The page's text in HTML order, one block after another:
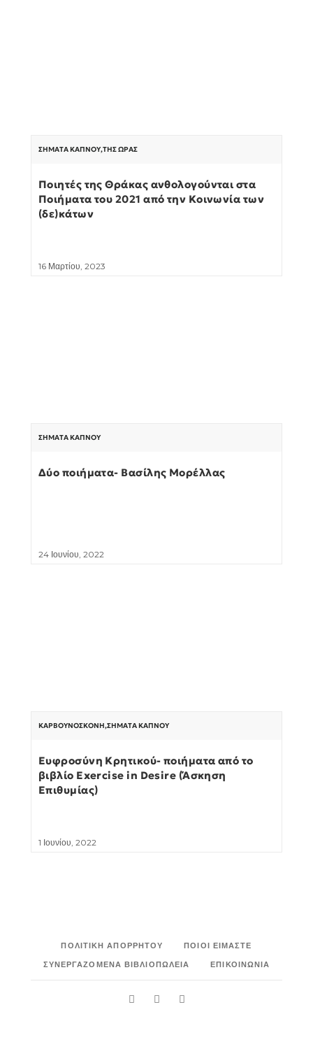
ΣΉΜΑΤΑ ΚΑΠΝΟΎ,ΤΗΣ ΏΡΑΣ
Ποιητές της Θράκας ανθολογούνται στα
Ποιήματα του 2021 από την Κοινωνία των
(δε)κάτων
16 Μαρτίου, 2023
ΣΉΜΑΤΑ ΚΑΠΝΟΎ
Δύο ποιήματα- Βασίλης Μορέλλας
24 Ιουνίου, 2022
ΚΑΡΒΟΥΝΌΣΚΟΝΗ,ΣΉΜΑΤΑ ΚΑΠΝΟΎ
Ευφροσύνη Κρητικού- ποιήματα από το
βιβλίο Exercise in Desire (Άσκηση
Επιθυμίας)
1 Ιουνίου, 2022
ΠΟΛΙΤΙΚΉ ΑΠΟΡΡΉΤΟΥ
ΠΟΙΟΙ ΕΊΜΑΣΤΕ
ΣΥΝΕΡΓΑΖΌΜΕΝΑ ΒΙΒΛΙΟΠΩΛΕΊΑ
ΕΠΙΚΟΙΝΩΝΊΑ